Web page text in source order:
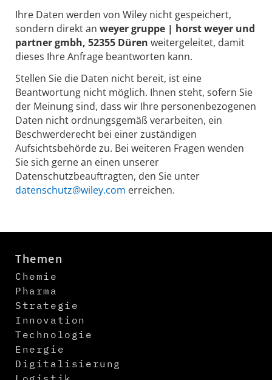
Ihre Daten werden von Wiley nicht gespeichert,
sondern direkt an weyer gruppe | horst weyer und
partner gmbh, 52355 Düren weitergeleitet, damit
dieses Ihre Anfrage beantworten kann.
Stellen Sie die Daten nicht bereit, ist eine
Beantwortung nicht möglich. Ihnen steht, sofern Sie
der Meinung sind, dass wir Ihre personenbezogenen
Daten nicht ordnungsgemäß verarbeiten, ein
Beschwerderecht bei einer zuständigen
Aufsichtsbehörde zu. Bei weiteren Fragen wenden
Sie sich gerne an einen unserer
Datenschutzbeauftragten, den Sie unter
datenschutz@wiley.com erreichen.
Themen
Chemie
Pharma
Strategie
Innovation
Technologie
Energie
Digitalisierung